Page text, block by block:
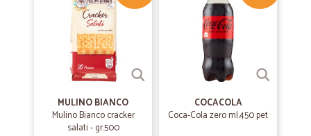
MULINO BIANCO
Mulino Bianco cracker
salati - gr.500
COCACOLA
Coca-Cola zero ml.450 pet